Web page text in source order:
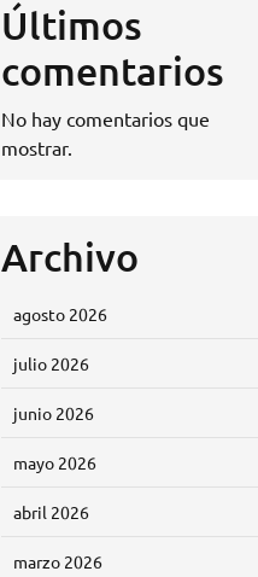
Últimos
comentarios
No hay comentarios que
mostrar.
Archivo
agosto 2026
julio 2026
junio 2026
mayo 2026
abril 2026
marzo 2026